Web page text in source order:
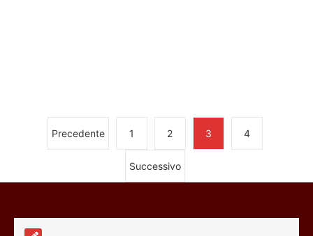
Precedente 1 2 3 4
Successivo
Offerte luce e gas: come scegliere la